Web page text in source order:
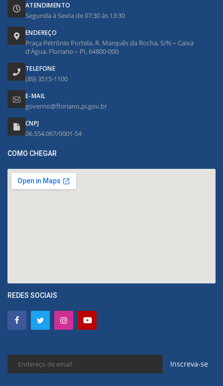
ATENDIMENTO
Segunda à Sexta de 07:30 às 13:30
ENDEREÇO
Praça Petrônio Portela, R. Marquês da Rocha, S/N – Caixa
d'Água, Floriano – PI, 64800-000
TELEFONE
(89) 3515-1100
E-MAIL
governo@floriano.pi.gov.br
CNPJ
06.554.067/0001-54
COMO CHEGAR
REDES SOCIAIS
Inscreva-se